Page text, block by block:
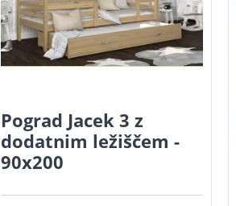
Pograd Jacek 3 z
dodatnim ležiščem -
90x200